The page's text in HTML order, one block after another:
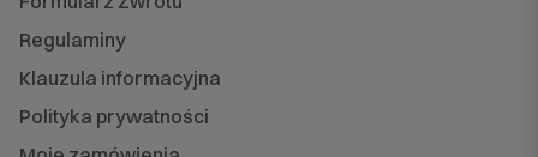
Regulaminy
Klauzula informacyjna
Polityka prywatności